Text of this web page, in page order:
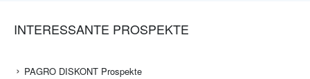
INTERESSANTE PROSPEKTE
PAGRO DISKONT Prospekte